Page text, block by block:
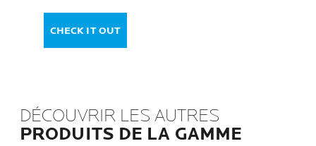
CHECK IT OUT
DÉCOUVRIR LES AUTRES
PRODUITS DE LA GAMME